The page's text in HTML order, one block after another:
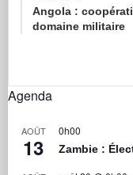
Angola :
domaine militaire
Agenda
AOÛT
13
0h00
Zambie :